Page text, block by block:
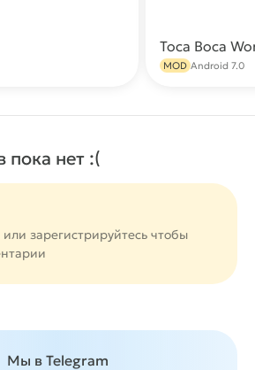
Toca Boca
MOD Android 7.0
пока нет :(
или зарегистрируйтесь чтобы
Мы в Telegram